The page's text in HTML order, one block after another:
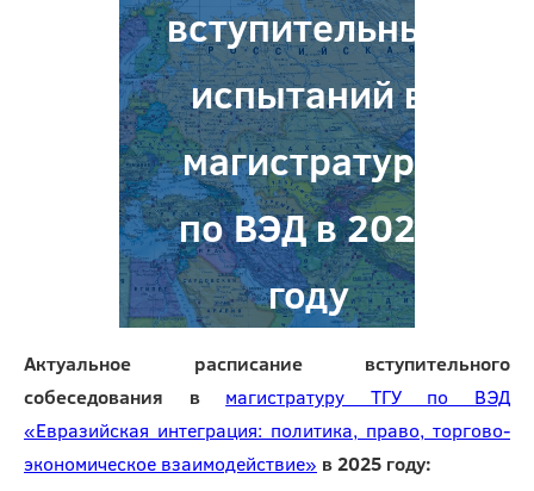
вступительных
испытаний в
магистратуру
по ВЭД в 2025
году
Актуальное расписание вступительного
собеседования в магистратуру ТГУ по ВЭД
«Евразийская интеграция: политика, право, торгово-
экономическое взаимодействие» в 2025 году: